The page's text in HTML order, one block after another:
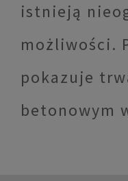
istnieją
możliwości.
pokazuje
betonowym